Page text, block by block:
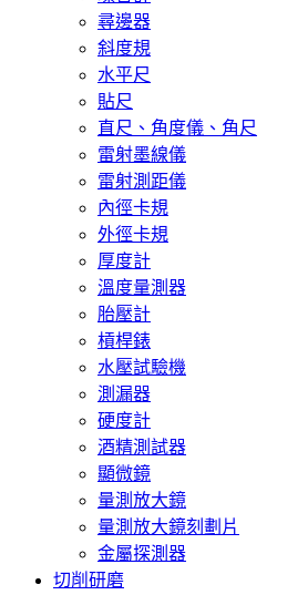
尋邊器
斜度規
水平尺
貼尺
直尺、角度儀、角尺
雷射墨線儀
雷射測距儀
內徑卡規
外徑卡規
厚度計
溫度量測器
胎壓計
槓桿錶
水壓試驗機
測漏器
硬度計
酒精測試器
顯微鏡
量測放大鏡
量測放大鏡刻劃片
金屬探測器
切削研磨